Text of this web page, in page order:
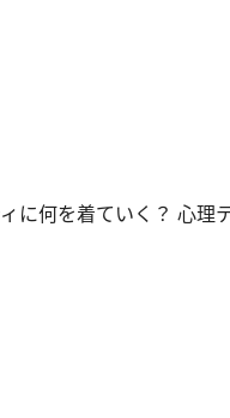
に何を着ていく？ 心理